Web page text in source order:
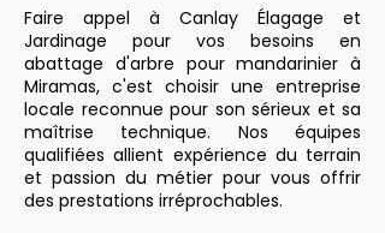
Faire appel à Canlay Élagage et
Jardinage pour vos besoins en
abattage d'arbre pour mandarinier à
Miramas, c'est choisir une entreprise
locale reconnue pour son sérieux et sa
maîtrise technique. Nos équipes
qualifiées allient expérience du terrain
et passion du métier pour vous offrir
des prestations irréprochables.